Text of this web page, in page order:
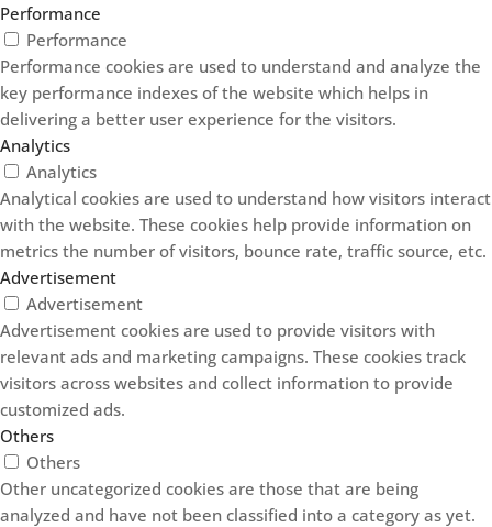
Performance
Performance
Performance cookies are used to understand and analyze the
key performance indexes of the website which helps in
delivering a better user experience for the visitors.
Analytics
Analytics
Analytical cookies are used to understand how visitors interact
with the website. These cookies help provide information on
metrics the number of visitors, bounce rate, traffic source, etc.
Advertisement
Advertisement
Advertisement cookies are used to provide visitors with
relevant ads and marketing campaigns. These cookies track
visitors across websites and collect information to provide
customized ads.
Others
Others
Other uncategorized cookies are those that are being
analyzed and have not been classified into a category as yet.